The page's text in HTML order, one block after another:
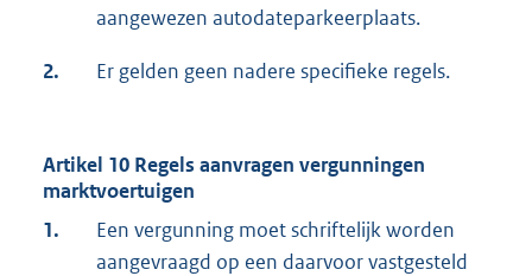
aangewezen autodateparkeerplaats.
2. Er gelden geen nadere specifieke regels.
Artikel 10 Regels aanvragen vergunningen
marktvoertuigen
1.
Een vergunning moet schriftelijk worden
aangevraagd op een daarvoor vastgesteld